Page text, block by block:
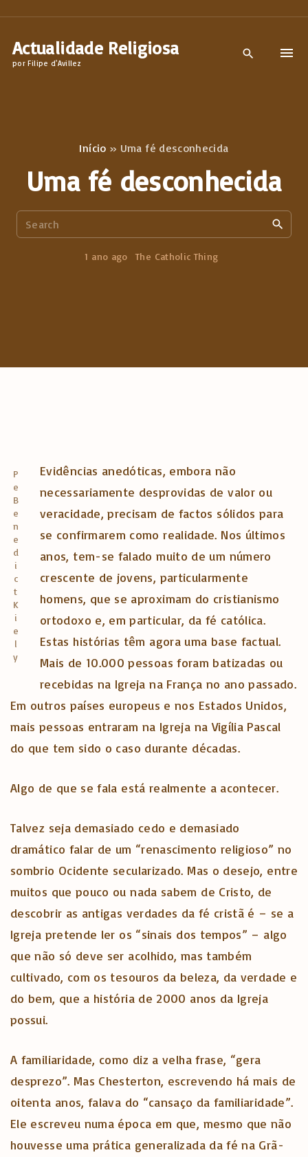
Actualidade Religiosa
por Filipe d'Avillez
Início » Uma fé desconhecida
Uma fé desconhecida
e
1 ano ago The Catholic Thing
P
e
B
e
n
e
d
i
c
t
K
i
e
l
y
Evidências anedóticas, embora não
necessariamente desprovidas de valor ou
veracidade, precisam de factos sólidos para
se confirmarem como realidade. Nos últimos
anos, tem-se falado muito de um número
crescente de jovens, particularmente
homens, que se aproximam do cristianismo
ortodoxo e, em particular, da fé católica.
Estas histórias têm agora uma base factual.
Mais de 10.000 pessoas foram batizadas ou
recebidas na Igreja na França no ano passado.
Em outros países europeus e nos Estados Unidos,
mais pessoas entraram na Igreja na Vigília Pascal
do que tem sido o caso durante décadas.
Algo de que se fala está realmente a acontecer.
Talvez seja demasiado cedo e demasiado
dramático falar de um “renascimento religioso” no
sombrio Ocidente secularizado. Mas o desejo, entre
muitos que pouco ou nada sabem de Cristo, de
descobrir as antigas verdades da fé cristã é – se a
Igreja pretende ler os “sinais dos tempos” – algo
que não só deve ser acolhido, mas também
cultivado, com os tesouros da beleza, da verdade e
do bem, que a história de 2000 anos da Igreja
possui.
A familiaridade, como diz a velha frase, “gera
desprezo”. Mas Chesterton, escrevendo há mais de
oitenta anos, falava do “cansaço da familiaridade”.
Ele escreveu numa época em que, mesmo que não
houvesse uma prática generalizada da fé na Grã-